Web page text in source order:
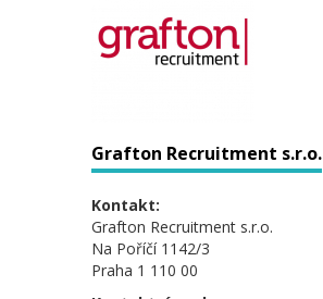
Grafton Recruitment s.r.o.
Kontakt:
Grafton Recruitment s.r.o.
Na Poříčí 1142/3
Praha 1 110 00